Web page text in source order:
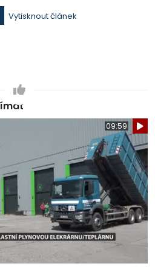
Vytisknout článek
video
09:59